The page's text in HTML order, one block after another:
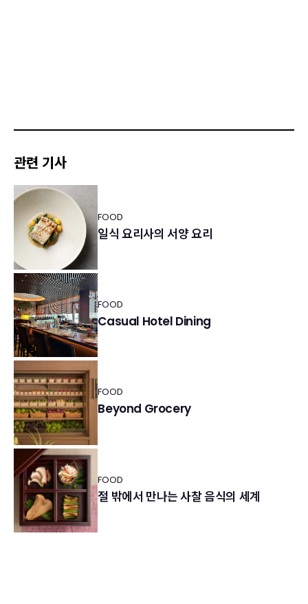
관련 기사
FOOD
일식 요리사의 서양 요리
FOOD
Casual Hotel Dining
FOOD
Beyond Grocery
FOOD
절 밖에서 만나는 사찰 음식의 세계